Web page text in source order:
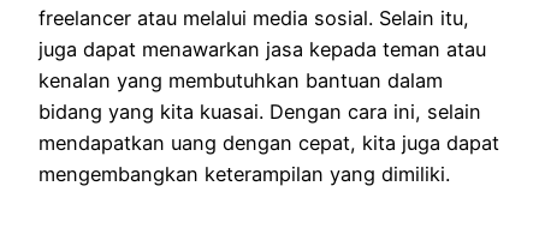
freelancer atau melalui media sosial. Selain itu,
juga dapat menawarkan jasa kepada teman atau
kenalan yang membutuhkan bantuan dalam
bidang yang kita kuasai. Dengan cara ini, selain
mendapatkan uang dengan cepat, kita juga dapat
mengembangkan keterampilan yang dimiliki.